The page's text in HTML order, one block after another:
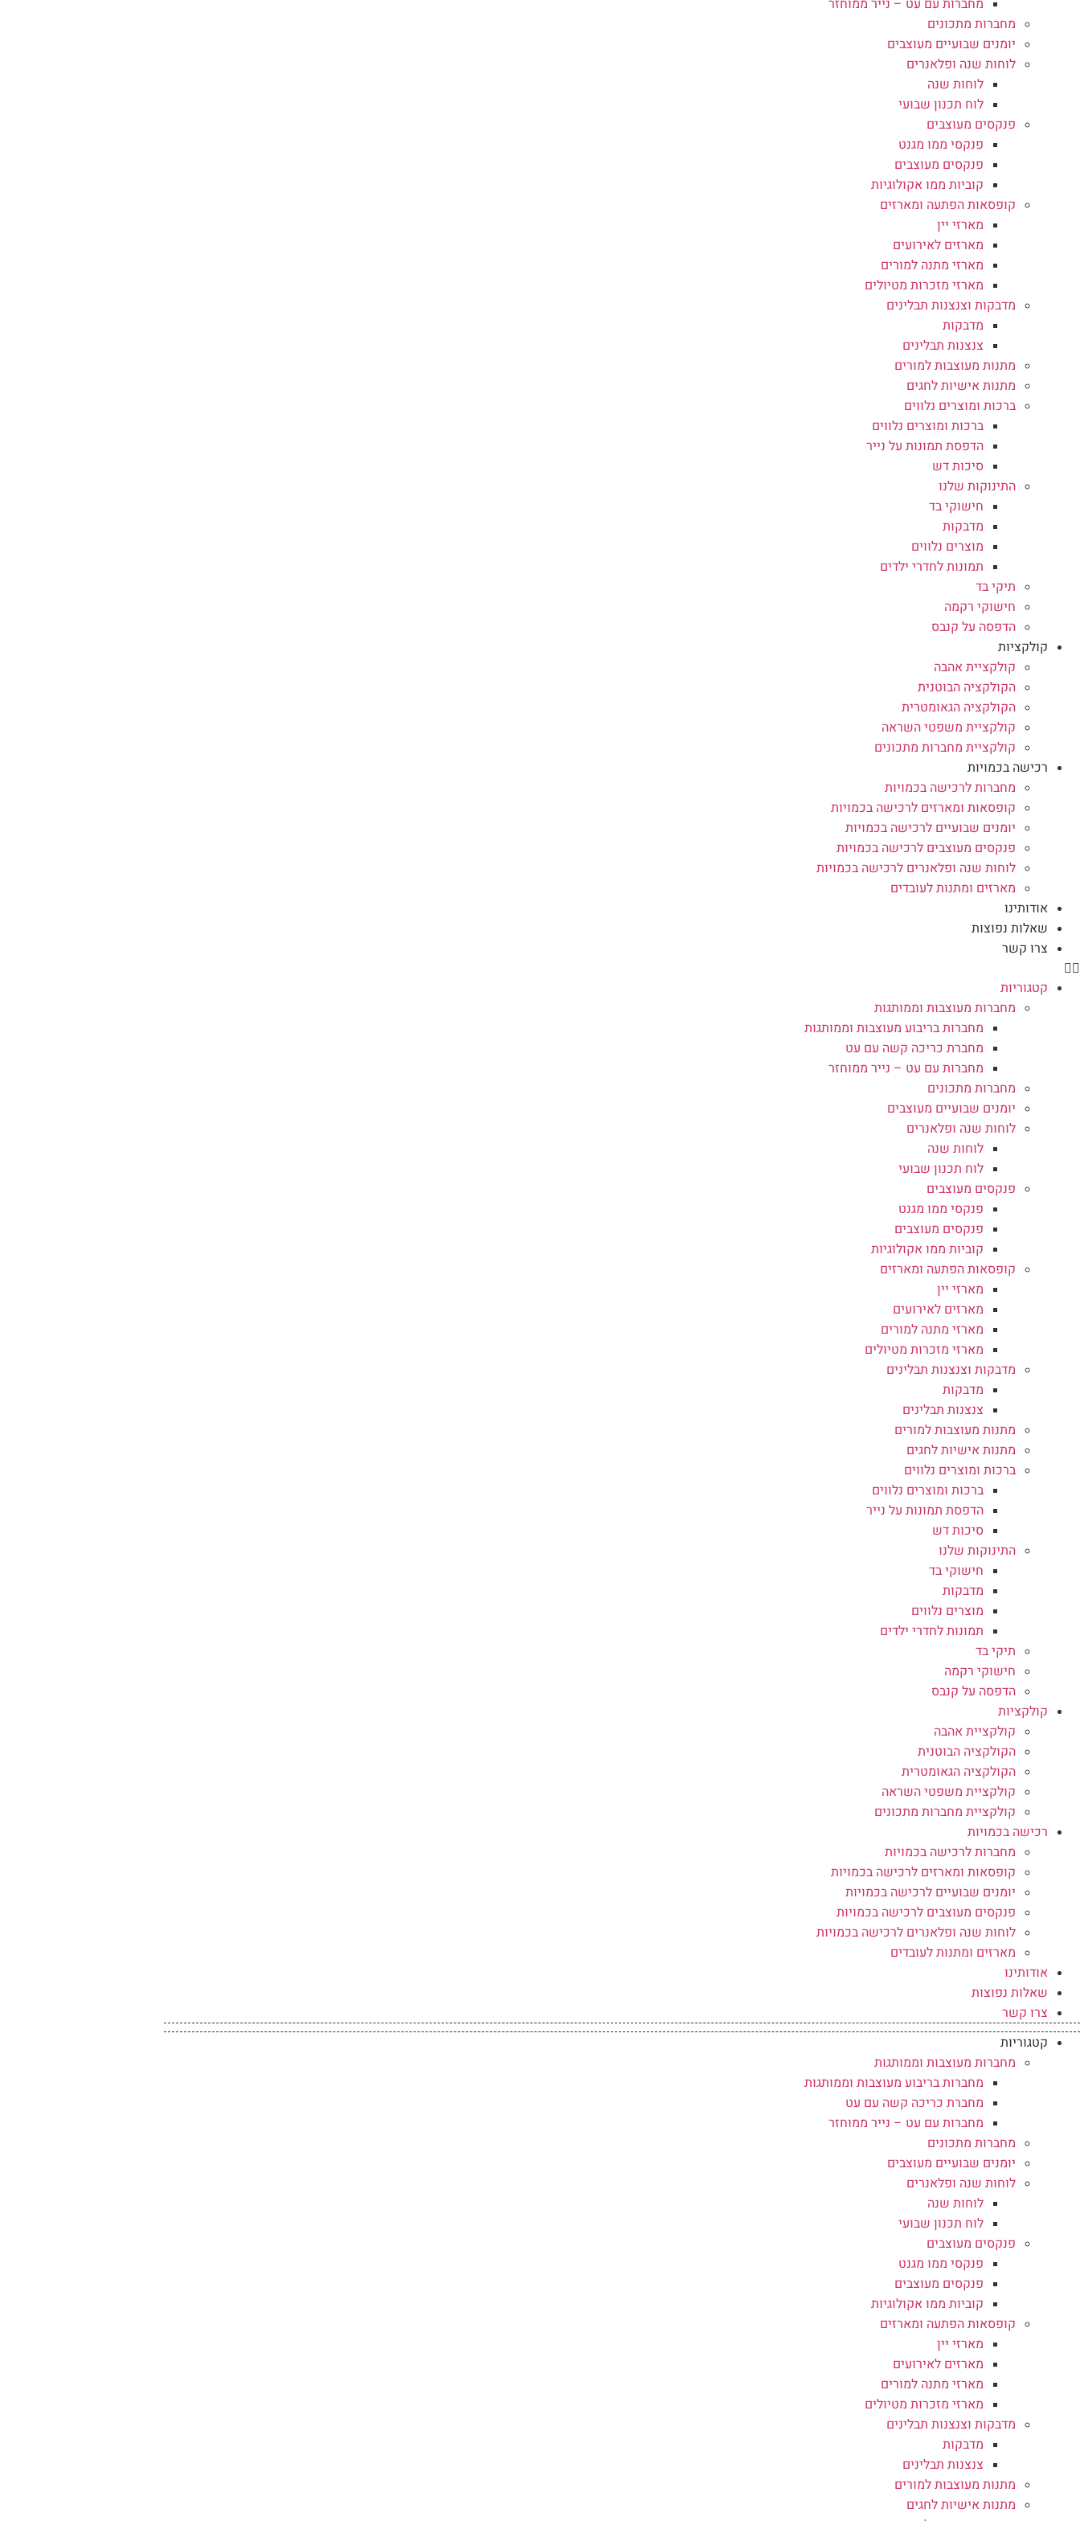
מחברות מתכונים
יומנים שבועיים מעוצבים
לוחות שנה ופלאנרים
לוחות שנה
לוח תכנון שבועי
פנקסים מעוצבים
פנקסי ממו מגנט
פנקסים מעוצבים
קוביות ממו אקולוגיות
קופסאות הפתעה ומארזים
מארזי יין
מארזים לאירועים
מארזי מתנה למורים
מארזי מזכרות מטיולים
מדבקות וצנצנות תבלינים
מדבקות
צנצנות תבלינים
מתנות מעוצבות למורים
מתנות אישיות לחגים
ברכות ומוצרים נלווים
ברכות ומוצרים נלווים
הדפסת תמונות על נייר
סיכות דש
התינוקות שלנו
חישוקי בד
מדבקות
מוצרים נלווים
תמונות לחדרי ילדים
תיקי בד
חישוקי רקמה
הדפסה על קנבס
קולקציות
קולקציית אהבה
הקולקציה הבוטנית
הקולקציה הגאומטרית
קולקציית משפטי השראה
קולקציית מחברות מתכונים
רכישה בכמויות
מחברות לרכישה בכמויות
קופסאות ומארזים לרכישה בכמויות
יומנים שבועיים לרכישה בכמויות
פנקסים מעוצבים לרכישה בכמויות
לוחות שנה ופלאנרים לרכישה בכמויות
מארזים ומתנות לעובדים
אודותינו
שאלות נפוצות
צרו קשר
קטגוריות
מחברות מעוצבות וממותגות
מחברות בריבוע מעוצבות וממותגות
מחברת כריכה קשה עם עט
מחברות עם עט – נייר ממוחזר
מחברות מתכונים
יומנים שבועיים מעוצבים
לוחות שנה ופלאנרים
לוחות שנה
לוח תכנון שבועי
פנקסים מעוצבים
פנקסי ממו מגנט
פנקסים מעוצבים
קוביות ממו אקולוגיות
קופסאות הפתעה ומארזים
מארזי יין
מארזים לאירועים
מארזי מתנה למורים
מארזי מזכרות מטיולים
מדבקות וצנצנות תבלינים
מדבקות
צנצנות תבלינים
מתנות מעוצבות למורים
מתנות אישיות לחגים
ברכות ומוצרים נלווים
ברכות ומוצרים נלווים
הדפסת תמונות על נייר
סיכות דש
התינוקות שלנו
חישוקי בד
מדבקות
מוצרים נלווים
תמונות לחדרי ילדים
תיקי בד
חישוקי רקמה
הדפסה על קנבס
קולקציות
קולקציית אהבה
הקולקציה הבוטנית
הקולקציה הגאומטרית
קולקציית משפטי השראה
קולקציית מחברות מתכונים
רכישה בכמויות
מחברות לרכישה בכמויות
קופסאות ומארזים לרכישה בכמויות
יומנים שבועיים לרכישה בכמויות
פנקסים מעוצבים לרכישה בכמויות
לוחות שנה ופלאנרים לרכישה בכמויות
מארזים ומתנות לעובדים
אודותינו
שאלות נפוצות
צרו קשר
קטגוריות
מחברות מעוצבות וממותגות
מחברות בריבוע מעוצבות וממותגות
מחברת כריכה קשה עם עט
מחברות עם עט – נייר ממוחזר
מחברות מתכונים
יומנים שבועיים מעוצבים
לוחות שנה ופלאנרים
לוחות שנה
לוח תכנון שבועי
פנקסים מעוצבים
פנקסי ממו מגנט
פנקסים מעוצבים
קוביות ממו אקולוגיות
קופסאות הפתעה ומארזים
מארזי יין
מארזים לאירועים
מארזי מתנה למורים
מארזי מזכרות מטיולים
מדבקות וצנצנות תבלינים
מדבקות
צנצנות תבלינים
מתנות מעוצבות למורים
מתנות אישיות לחגים